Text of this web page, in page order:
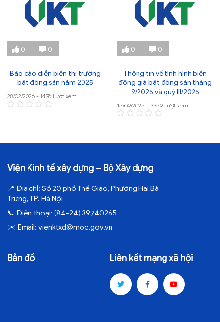
0 0
Báo cáo diễn biến thị trường
bất động sản năm 2025
28/02/2026 - 1476 Lượt xem
0 0
Thông tin về tình hình biến
động giá bất động sản tháng
9/2025 và quý III/2025
15/09/2025 - 3359 Lượt xem
Viện Kinh tế xây dựng – Bộ Xây dựng
📍 Địa chỉ: Số 20 phố Thể Giao, Phường Hai Bà
Trưng, TP. Hà Nội
📞 Điện thoại: (84-24) 39740265
✉️ Email: vienktxd@moc.gov.vn
Bản đồ Liên kết mạng xã hội